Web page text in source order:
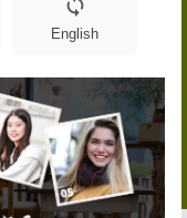
sync
English